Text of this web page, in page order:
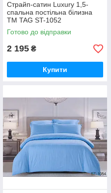
Страйп-сатин Luxury 1,5-
спальна постільна білизна
ТМ TAG ST-1052
Готово до відправки
2 195 ₴
Купити